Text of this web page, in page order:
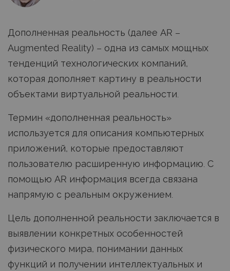
Дополненная реальность (далее AR –
Augmented Reality) – одна из самых мощных
тенденций технологических компаний,
которая дополняет картину в реальности
объектами виртуальной реальности.
Термин «дополненная реальность»
используется для описания компьютерных
приложений, которые предоставляют
пользователю расширенную информацию. С
помощью AR информация всегда связана
напрямую с реальным окружением.
Цель дополненной реальности заключается в
выявлении конкретных особенностей
физического мира, понимании данных
функций и получении интеллектуальных и